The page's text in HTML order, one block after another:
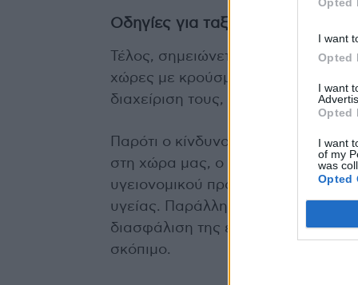
I want
Opted
I want
Opted
I want
of my
was
Opted
Οδηγίες για ταξιδιώτες
Τέλος, σημειώνεται ότι έχουν
χώρες με κρούσματα, για την
διαχείριση τους, καθώς και την
Παρότι ο κίνδυνος αυτή τη στιγμή
στη χώρα μας, ο ΕΟΔΥ προβαίνει
υγειονομικού προσωπικού για
υγείας. Παράλληλα λειτουργεί
διασφάλιση της εργαστηριακής
σκόπιμο.